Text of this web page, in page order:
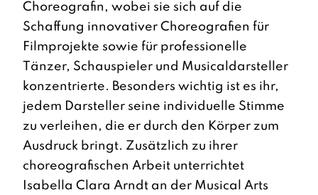
Choreografin, wobei sie sich auf die
Schaffung innovativer Choreografien für
Filmprojekte sowie für professionelle
Tänzer, Schauspieler und Musicaldarsteller
konzentrierte. Besonders wichtig ist es ihr,
jedem Darsteller seine individuelle Stimme
zu verleihen, die er durch den Körper zum
Ausdruck bringt. Zusätzlich zu ihrer
choreografischen Arbeit unterrichtet
Isabella Clara Arndt an der Musical Arts